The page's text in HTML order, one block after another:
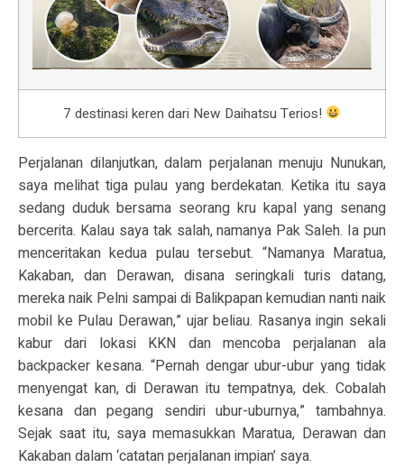
7 destinasi keren dari New Daihatsu Terios!
Perjalanan dilanjutkan, dalam perjalanan menuju Nunukan,
saya melihat tiga pulau yang berdekatan. Ketika itu saya
sedang duduk bersama seorang kru kapal yang senang
bercerita. Kalau saya tak salah, namanya Pak Saleh. Ia pun
menceritakan kedua pulau tersebut. “Namanya Maratua,
Kakaban, dan Derawan, disana seringkali turis datang,
mereka naik Pelni sampai di Balikpapan kemudian nanti naik
mobil ke Pulau Derawan,” ujar beliau. Rasanya ingin sekali
kabur dari lokasi KKN dan mencoba perjalanan ala
backpacker kesana. “Pernah dengar ubur-ubur yang tidak
menyengat kan, di Derawan itu tempatnya, dek. Cobalah
kesana dan pegang sendiri ubur-uburnya,” tambahnya.
Sejak saat itu, saya memasukkan Maratua, Derawan dan
Kakaban dalam ‘catatan perjalanan impian’ saya.